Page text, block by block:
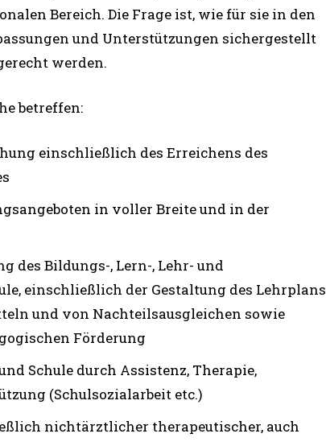
Bereich. Die Frage ist, wie für sie in den
und Unterstützungen sichergestellt
werden.
betreffen:
einschließlich des Erreichens des
in voller Breite und in der
des Bildungs-, Lern-, Lehr- und
einschließlich der Gestaltung des Lehrplans
und von Nachteilsausgleichen sowie
Förderung
Schule durch Assistenz, Therapie,
(Schulsozialarbeit etc.)
nichtärztlicher therapeutischer, auch